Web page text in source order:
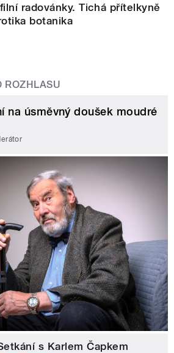
radovánky. Tichá přítelkyně
botanika
ROZHLASU
na úsměvný doušek moudré
s Karlem Čapkem